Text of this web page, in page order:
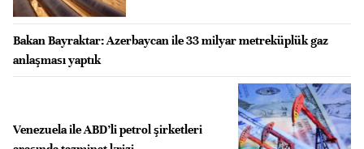
Bakan Bayraktar: Azerbaycan ile 33 milyar metreküplük gaz
anlaşması yaptık
Venezuela ile ABD’li petrol şirketleri